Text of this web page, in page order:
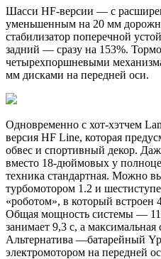
Шасси HF-версии — с
уменьшенным на 20 мм
стабилизатор поперечной
задний — сразу на 153%.
четырехпоршневыми
мм дисками на передней оси.
Одновременно с хот-хэтчем
версия HF Line, которая
обвес и спортивный декор.
вместо 18-дюймовых у
техника стандартная. Можно
турбомотором 1.2 и
«роботом», в который встроен
Общая мощность системы —
занимает 9,3 с, а
Альтернатива —батарейный
электромотором на передней